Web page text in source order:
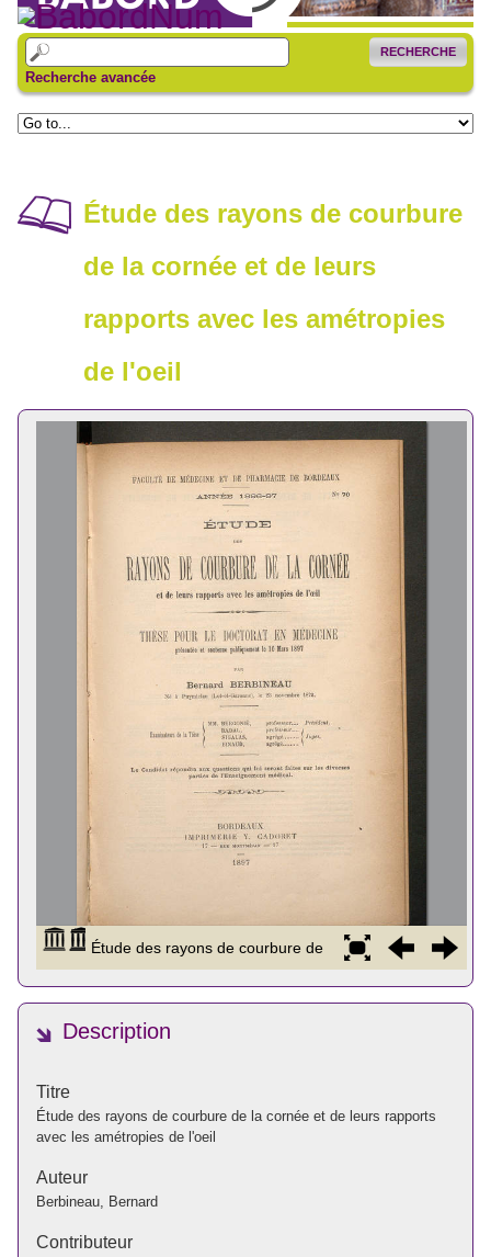
RECHERCHE
Recherche avancée
Étude des rayons de courbure
de la cornée et de leurs
rapports avec les amétropies
de l'oeil
Description
Titre
Étude des rayons de courbure de la cornée et de leurs rapports
avec les amétropies de l'oeil
Auteur
Berbineau, Bernard
Contributeur